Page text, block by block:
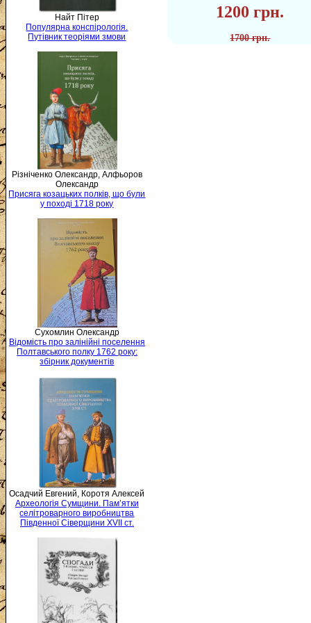
Найт Пітер
Популярна конспірологія.
Путівник теоріями змови
Різніченко Олександр, Алфьоров
Олександр
Присяга козацьких полків, що були
у поході 1718 року
Сухомлин Олександр
Відомість про залінійні поселення
Полтавського полку 1762 року:
збірник документів
Осадчий Евгений, Коротя Алексей
Археологія Сумщини. Пам’ятки
селітроварного виробництва
Південної Сіверщини XVII ст.
1200 грн.
1700 грн.